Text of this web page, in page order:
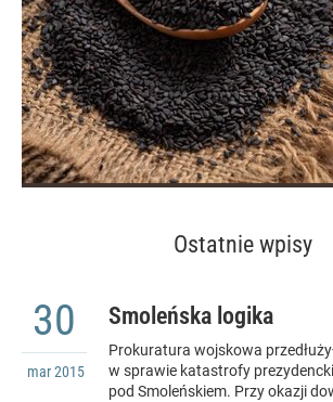
Ostatnie wpisy
Smoleńska logika
30
mar2015
Prokuratura wojskowa
w sprawie katastrofy
pod Smoleńskiem. Przy okazji